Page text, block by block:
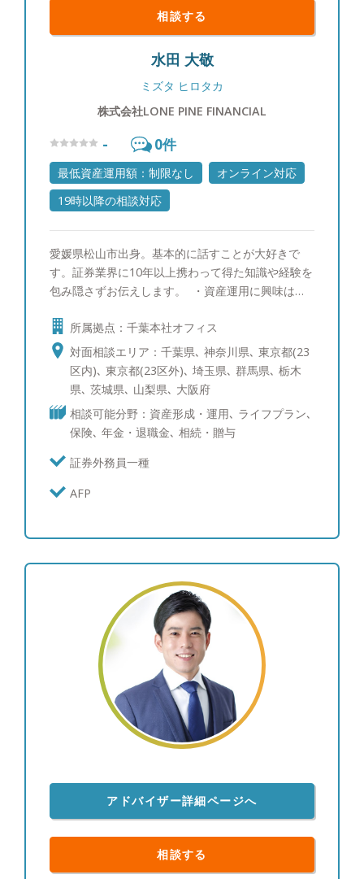
相談する
水田 大敬
ミズタ ヒロタカ
株式会社LONE PINE FINANCIAL
- 0件
最低資産運用額：制限なし
オンライン対応
19時以降の相談対応
愛媛県松山市出身。基本的に話すことが大好きで
す。証券業界に10年以上携わって得た知識や経験を
包み隠さずお伝えします。 ・資産運用に興味はあ
金の増やし方が分からない方 ・月々の生活費や教
育資金・住宅ローン等を見直したい方 ・新NISA制
度を詳しく聞きたい方 ・少額資金でコツコツ運用
したい方 ・相続/贈与/退職金でまとまった運用を考
えたい方 ・近々、FPに相談を考えている方 ・将来
の為に今から何か始めたい方 どのようなお悩み/ご
相談でもお気軽にお問い合わせ下さい。
所属拠点：千葉本社オフィス
対面相談エリア：千葉県､ 神奈川県､ 東京都(23
区内)､ 東京都(23区外)､ 埼玉県､ 群馬県､ 栃木
県､ 茨城県､ 山梨県､ 大阪府
相談可能分野：資産形成・運用､ ライフプラン､
保険､ 年金・退職金､ 相続・贈与
証券外務員一種
AFP
アドバイザー詳細ページへ
相談する